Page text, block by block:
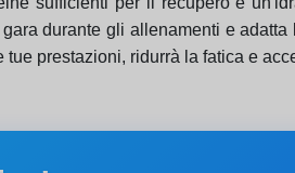
durante gli allenamenti e adatta
prestazioni, ridurrà la fatica e